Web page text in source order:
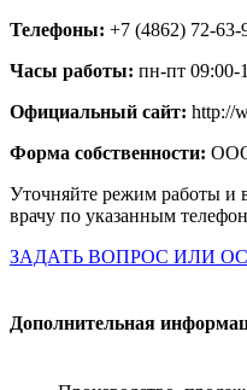
Телефоны: +7 (4862) 72-63-
Часы работы: пн-пт 09:00-
Официальный сайт: http://
Форма собственности:
Уточняйте режим работы и
врачу по указанным
ЗАДАТЬ ВОПРОС ИЛИ
Дополнительная